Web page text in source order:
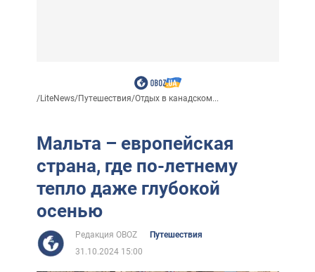
/LiteNews/Путешествия/Отдых в канадском...
Мальта – европейская
страна, где по-летнему
тепло даже глубокой
осенью
Редакция OBOZ
Путешествия
31.10.2024 15:00